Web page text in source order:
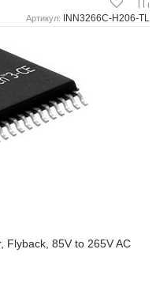
Артикул: INN3266C-H206-TL
Flyback, 85V to 265V AC